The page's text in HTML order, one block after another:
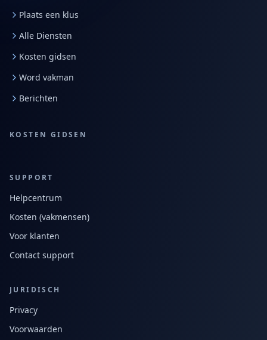
Plaats een klus
Alle Diensten
Kosten gidsen
Word vakman
Berichten
KOSTEN GIDSEN
SUPPORT
Helpcentrum
Kosten (vakmensen)
Voor klanten
Contact support
JURIDISCH
Privacy
Voorwaarden